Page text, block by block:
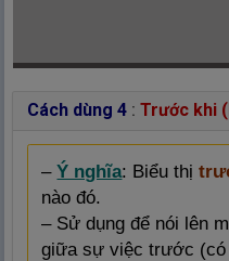
Cách dùng 4 : Trước khi
–Ý nghĩa: Biểu thị
nào đó.
– Sử dụng để nói lên
giữa sự việc trước (có